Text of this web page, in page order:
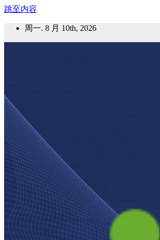
跳至内容
周一. 8 月 10th, 2026